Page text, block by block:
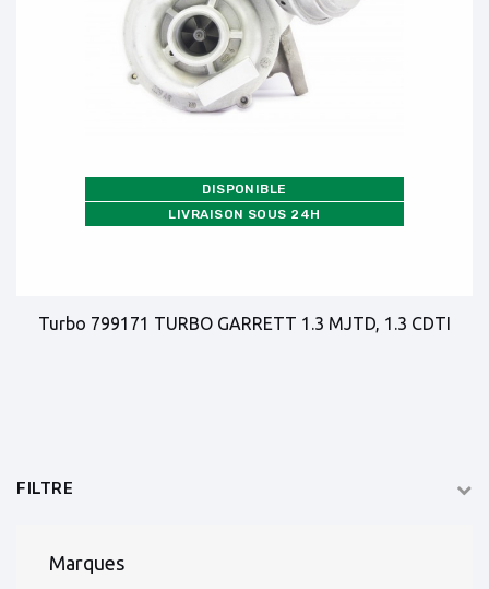
DISPONIBLE
LIVRAISON SOUS 24H
Turbo 799171 TURBO GARRETT 1.3 MJTD, 1.3 CDTI
FILTRE
Marques